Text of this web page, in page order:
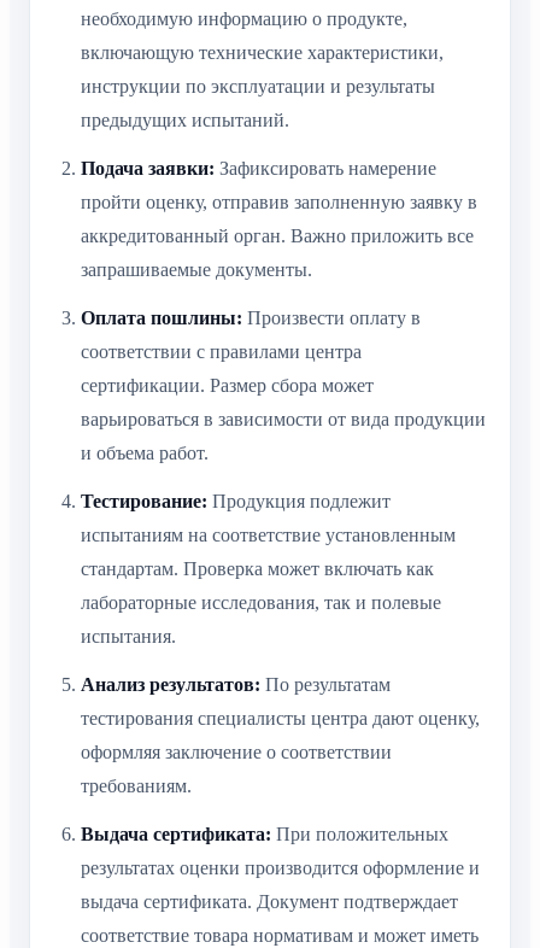
необходимую информацию о продукте,
включающую технические характеристики,
инструкции по эксплуатации и результаты
предыдущих испытаний.
Подача заявки: Зафиксировать намерение
пройти оценку, отправив заполненную заявку в
аккредитованный орган. Важно приложить все
запрашиваемые документы.
Оплата пошлины: Произвести оплату в
соответствии с правилами центра
сертификации. Размер сбора может
варьироваться в зависимости от вида продукции
и объема работ.
Тестирование: Продукция подлежит
испытаниям на соответствие установленным
стандартам. Проверка может включать как
лабораторные исследования, так и полевые
испытания.
Анализ результатов: По результатам
тестирования специалисты центра дают оценку,
оформляя заключение о соответствии
требованиям.
Выдача сертификата: При положительных
результатах оценки производится оформление и
выдача сертификата. Документ подтверждает
соответствие товара нормативам и может иметь